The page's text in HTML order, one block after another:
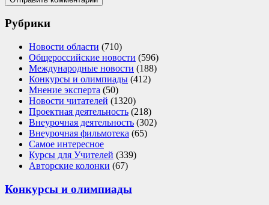
Рубрики
Новости области (710)
Общероссийские новости (596)
Международные новости (188)
Конкурсы и олимпиады (412)
Мнение эксперта (50)
Новости читателей (1320)
Проектная деятельность (218)
Внеурочная деятельность (302)
Внеурочная фильмотека (65)
Самое интересное
Курсы для Учителей (339)
Авторские колонки (67)
Конкурсы и олимпиады